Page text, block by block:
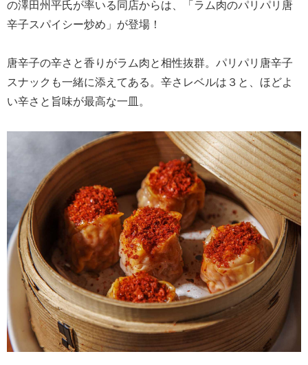
の澤田州平氏が率いる同店からは、「ラム肉のパリパリ唐
辛子スパイシー炒め」が登場！
唐辛子の辛さと香りがラム肉と相性抜群。パリパリ唐辛子
スナックも一緒に添えてある。辛さレベルは３と、ほどよ
い辛さと旨味が最高な一皿。